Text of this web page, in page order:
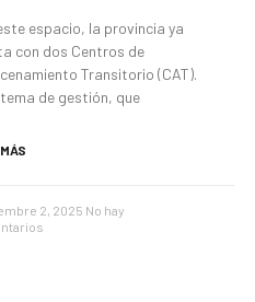
espacio, la provincia ya
con dos Centros de
Transitorio (CAT).
de gestión, que
2, 2025 No hay